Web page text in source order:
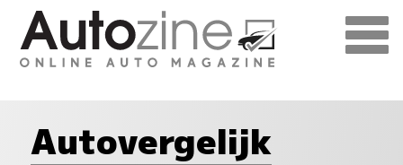
Autovergelijk